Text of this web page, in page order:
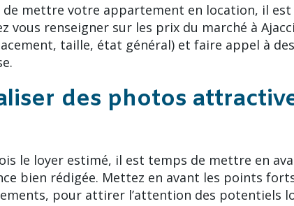
de mettre votre appartement en location, il
vous renseigner sur les prix du marché à
taille, état général) et faire appel à
des photos
le loyer estimé, il est temps de mettre en
bien rédigée. Mettez en avant les points
pour attirer l’attention des potentiels